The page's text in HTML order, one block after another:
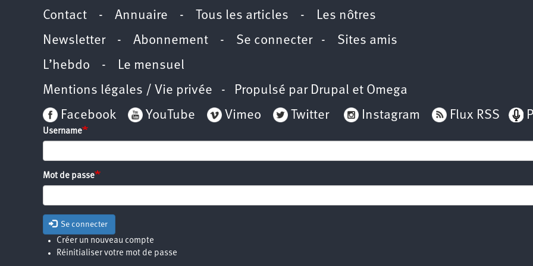
Contact - Annuaire - Tous les articles -
Les nôtres
Newsletter- Abonnement - Se connecter- Sites amis
L’hebdo -
Le mensuel
Mentions légales / Vie privée - Propulsé par Drupal et Omega
Facebook
YouTube Vimeo Twitter Instagram Flux RSS
Username
Mot de passe
Se connecter
Créer un nouveau compte
Réinitialiser votre mot de passe